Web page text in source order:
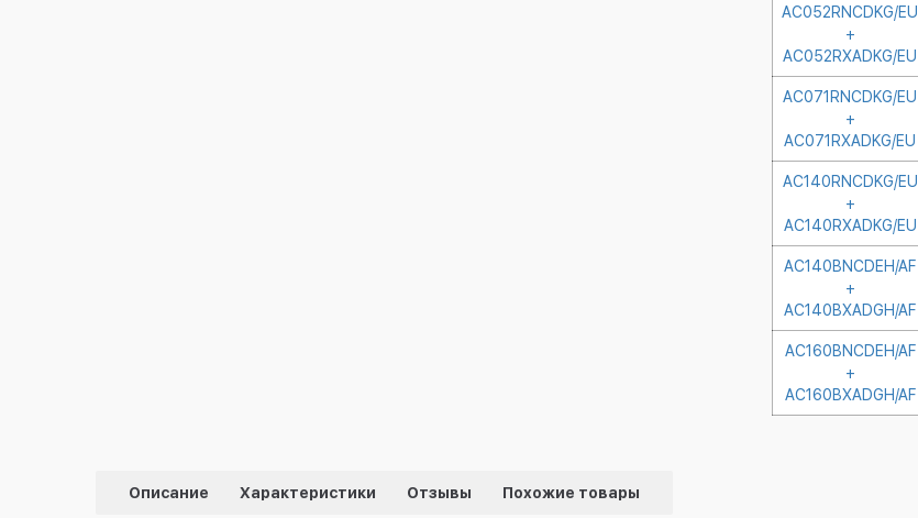
AC052RNCDKG/EU
+
AC052RXADKG/EU
AC071RNCDKG/EU
+
AC071RXADKG/EU
AC140RNCDKG/EU
+
AC140RXADKG/EU
AC140BNCDEH/AF
+
AC140BXADGH/AF
AC160BNCDEH/AF
+
AC160BXADGH/AF
Описание Характеристики Отзывы Похожие товары